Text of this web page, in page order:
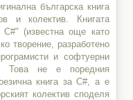
българска книга
и колектив. Книгата
(известна още като
творение, разработено
и софтуерни
Това не е поредния
книга за C#, а е
колектив споделя